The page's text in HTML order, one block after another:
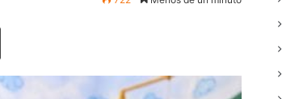
Imprimir